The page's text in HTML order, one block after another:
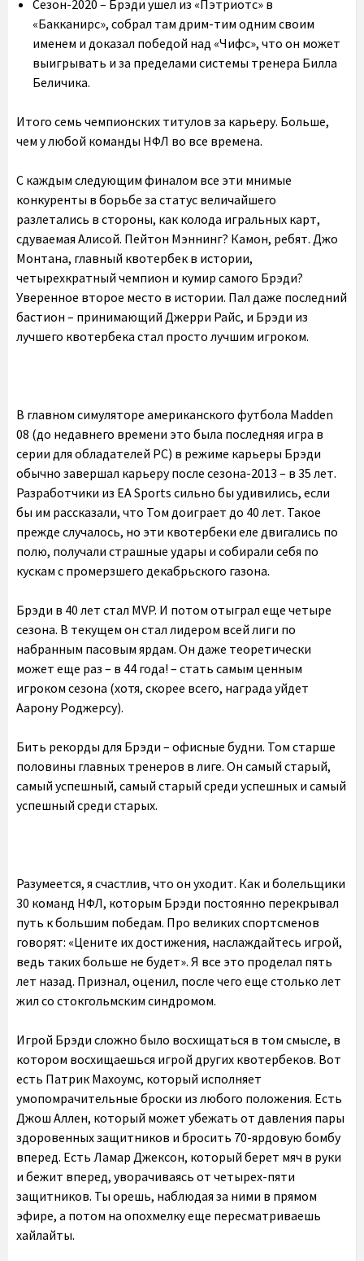
Сезон-2020 – Брэди ушел из «Пэтриотс» в
«Бакканирс», собрал там дрим-тим одним своим
именем и доказал победой над «Чифс», что он может
выигрывать и за пределами системы тренера Билла
Беличика.
Итого семь чемпионских титулов за карьеру. Больше,
чем у любой команды НФЛ во все времена.
С каждым следующим финалом все эти мнимые
конкуренты в борьбе за статус величайшего
разлетались в стороны, как колода игральных карт,
сдуваемая Алисой. Пейтон Мэннинг? Камон, ребят. Джо
Монтана, главный квотербек в истории,
четырехкратный чемпион и кумир самого Брэди?
Уверенное второе место в истории. Пал даже последний
бастион – принимающий Джерри Райс, и Брэди из
лучшего квотербека стал просто лучшим игроком.
В главном симуляторе американского футбола Madden
08 (до недавнего времени это была последняя игра в
серии для обладателей PC) в режиме карьеры Брэди
обычно завершал карьеру после сезона-2013 – в 35 лет.
Разработчики из EA Sports сильно бы удивились, если
бы им рассказали, что Том доиграет до 40 лет. Такое
прежде случалось, но эти квотербеки еле двигались по
полю, получали страшные удары и собирали себя по
кускам с промерзшего декабрьского газона.
Брэди в 40 лет стал MVP. И потом отыграл еще четыре
сезона. В текущем он стал лидером всей лиги по
набранным пасовым ярдам. Он даже теоретически
может еще раз – в 44 года! – стать самым ценным
игроком сезона (хотя, скорее всего, награда уйдет
Аарону Роджерсу).
Бить рекорды для Брэди – офисные будни. Том старше
половины главных тренеров в лиге. Он самый старый,
самый успешный, самый старый среди успешных и самый
успешный среди старых.
Разумеется, я счастлив, что он уходит. Как и болельщики
30 команд НФЛ, которым Брэди постоянно перекрывал
путь к большим победам. Про великих спортсменов
говорят: «Цените их достижения, наслаждайтесь игрой,
ведь таких больше не будет». Я все это проделал пять
лет назад. Признал, оценил, после чего еще столько лет
жил со стокгольмским синдромом.
Игрой Брэди сложно было восхищаться в том смысле, в
котором восхищаешься игрой других квотербеков. Вот
есть Патрик Махоумс, который исполняет
умопомрачительные броски из любого положения. Есть
Джош Аллен, который может убежать от давления пары
здоровенных защитников и бросить 70-ярдовую бомбу
вперед. Есть Ламар Джексон, который берет мяч в руки
и бежит вперед, уворачиваясь от четырех-пяти
защитников. Ты орешь, наблюдая за ними в прямом
эфире, а потом на опохмелку еще пересматриваешь
хайлайты.